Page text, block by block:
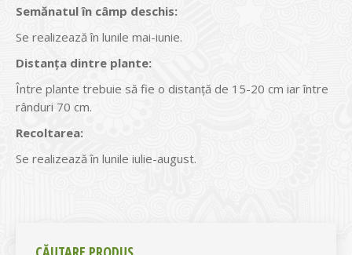
Semănatulîn câmp deschis:
Se realizează în lunile mai-iunie.
Distanţa dintre plante:
Între plante trebuie să fie o distanţă de 15-20 cm iar între
rânduri 70 cm.
Recoltarea:
Se realizează în lunile iulie-august.